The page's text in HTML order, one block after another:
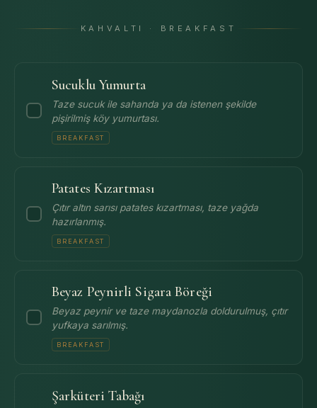
KAHVALTI · BREAKFAST
Sucuklu Yumurta
Taze sucuk ile sahanda ya da istenen şekilde
pişirilmiş köy yumurtası.
BREAKFAST
Patates Kızartması
Çıtır altın sarısı patates kızartması, taze yağda
hazırlanmış.
BREAKFAST
Beyaz Peynirli Sigara Böreği
Beyaz peynir ve taze maydanozla doldurulmuş, çıtır
yufkaya sarılmış.
BREAKFAST
Şarküteri Tabağı